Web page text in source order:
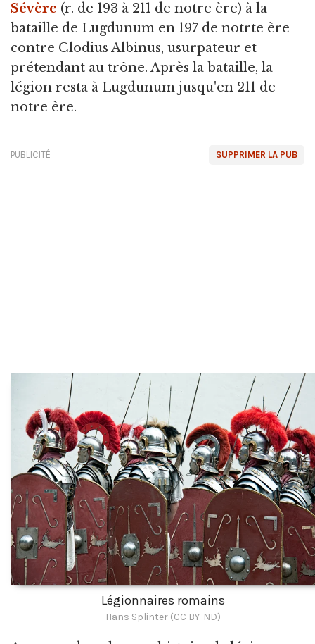
Sévère (r. de 193 à 211 de notre ère) à la
bataille de Lugdunum en 197 de notrte ère
contre Clodius Albinus, usurpateur et
prétendant au trône. Après la bataille, la
légion resta à Lugdunum jusqu'en 211 de
notre ère.
SUPPRIMER LA PUB
PUBLICITÉ
Légionnaires romains
Hans Splinter (CC BY-ND)